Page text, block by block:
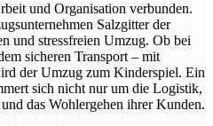
und Organisation verbunden.
Salzgitter der
und stressfreien Umzug. Ob bei
sicheren Transport – mit
der Umzug zum Kinderspiel. Ein
sich nicht nur um die Logistik,
das Wohlergehen ihrer Kunden.